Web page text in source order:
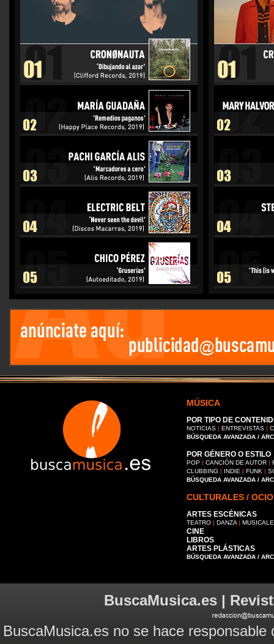
MÚSICA
POR TIPO DE
NOTICIAS | ENTREVISTAS |
BÚSQUEDA AVANZADA /
POR GÉNERO O ESTILO
POP | CANCIÓN DE AUTOR |
CLUBBING | INDIE | FUNK |
BÚSQUEDA AVANZADA /
CULTURALES / OCIO
ARTES ESCÉNICAS
TEATRO | DANZA |
CINE
LIBROS
ARTES PLÁSTICAS
BÚSQUEDA AVANZADA /
BuscaMusica.es |
BuscaMusica.es no se hace